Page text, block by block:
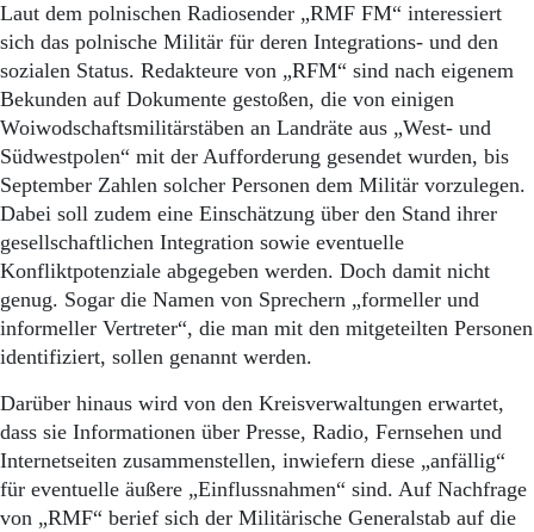
Start
Wer wir sind
Aktuelle Ausgabe
Abonnenten-Login
Abonnent werden
Abo Prämien
Archiv
Mediadaten
Bücher
Kontakt
Impressum
Datenschutz
Laut dem polnischen Radiosender „RMF FM“ interessiert
sich das polnische Militär für deren Integrations- und den
sozialen Status. Redakteure von „RFM“ sind nach eigenem
Bekunden auf Dokumente gestoßen, die von einigen
Woiwodschaftsmilitärstäben an Landräte aus „West- und
Südwestpolen“ mit der Aufforderung gesendet wurden, bis
September Zahlen solcher Personen dem Militär vorzulegen.
Dabei soll zudem eine Einschätzung über den Stand ihrer
gesellschaftlichen Integration sowie eventuelle
Konfliktpotenziale abgegeben werden. Doch damit nicht
genug. Sogar die Namen von Sprechern „formeller und
informeller Vertreter“, die man mit den mitgeteilten Personen
identifiziert, sollen genannt werden.
Darüber hinaus wird von den Kreisverwaltungen erwartet,
dass sie Informationen über Presse, Radio, Fernsehen und
Internetseiten zusammenstellen, inwiefern diese „anfällig“
für eventuelle äußere „Einflussnahmen“ sind. Auf Nachfrage
von „RMF“ berief sich der Militärische Generalstab auf die